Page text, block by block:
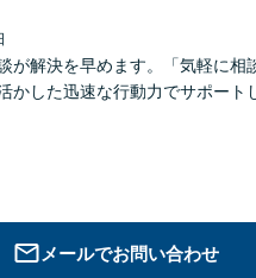
が解決を早めます。「気軽に相
かした迅速な行動力でサポート
メールでお問い合わせ